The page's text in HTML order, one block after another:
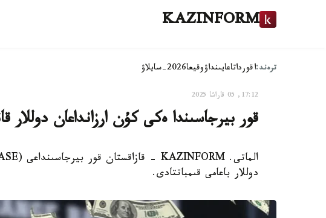
KAZINFORM
ترەند:اقورداتاعايىنداۋوقيعا2026-سايلاۋ
17:12, 05 قاراشا 2025
قور بيرجاسىندا ەكى كۇن ارزانداعان دوللار
دوللار باعامى قىمباتتادى.